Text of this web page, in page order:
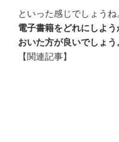
といった感じでしょうね
電子書籍をどれにしよ
おいた方が良いでしょう
【関連記事】